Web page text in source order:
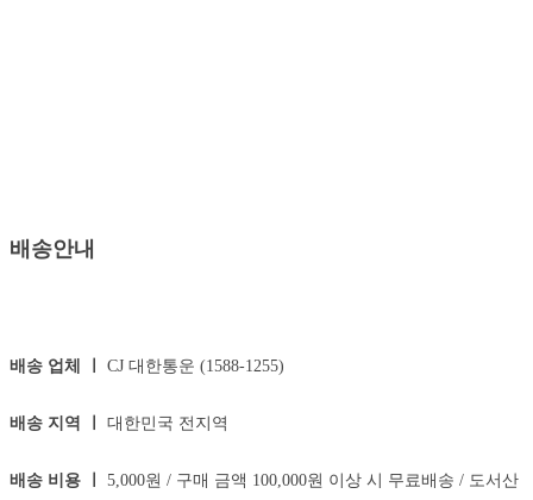
배송안내
배송 업체 ㅣ CJ 대한통운 (1588-1255)
배송 지역 ㅣ 대한민국 전지역
배송 비용 ㅣ 5,000원 / 구매 금액 100,000원 이상 시 무료배송 / 도서산